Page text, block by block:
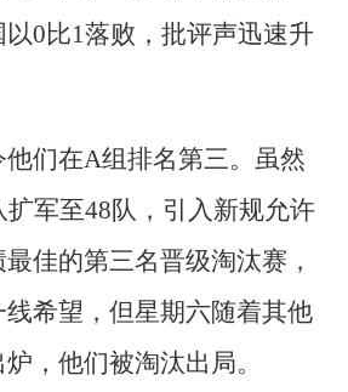
0比1落败，批评声迅速升
们在A组排名第三。虽然
军至48队，引入新规允许
佳的第三名晋级淘汰赛，
希望，但星期六随着其他
，他们被淘汰出局。